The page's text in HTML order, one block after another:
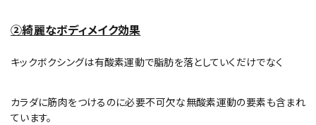
②綺麗なボディメイク効果
キックボクシングは有酸素運動で脂肪を落としていくだけでなく
カラダに筋肉をつけるのに必要不可欠な無酸素運動の要素も含まれ
ています。